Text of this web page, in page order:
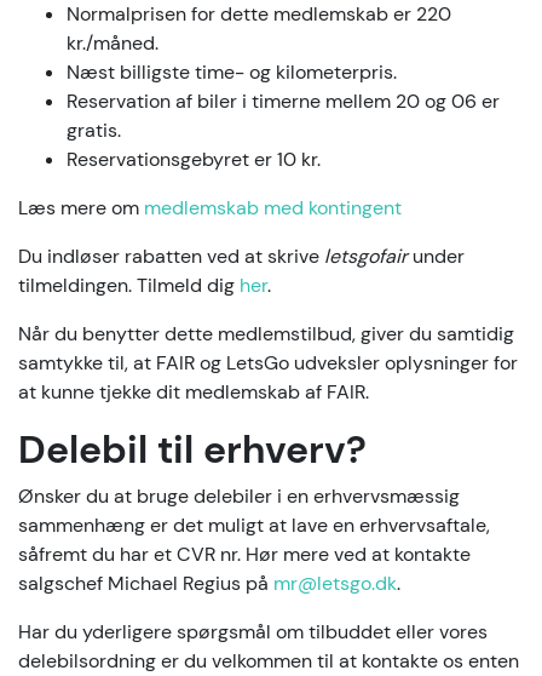
Normalprisen for dette medlemskab er 220
kr./måned.
Næst billigste time- og kilometerpris.
Reservation af biler i timerne mellem 20 og 06 er
gratis.
Reservationsgebyret er 10 kr.
Læs mere om medlemskab med kontingent
Du indløser rabatten ved at skrive letsgofairunder
tilmeldingen. Tilmeld dig her.
Når du benytter dette medlemstilbud, giver du samtidig
samtykke til, at FAIR og LetsGo udveksler oplysninger for
at kunne tjekke dit medlemskab af FAIR.
Delebil til erhverv?
Ønsker du at bruge delebiler i en erhvervsmæssig
sammenhæng er det muligt at lave en erhvervsaftale,
såfremt du har et CVR nr. Hør mere ved at kontakte
salgschef Michael Regius på mr@letsgo.dk.
Har du yderligere spørgsmål om tilbuddet eller vores
delebilsordning er du velkommen til at kontakte os enten